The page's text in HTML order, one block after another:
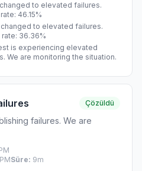
to elevated failures.
46.15%
changed to elevated failures.
rate: 36.36%
is experiencing elevated
We are monitoring the situation.
Çözüldü
failures. We are
Süre: 9m